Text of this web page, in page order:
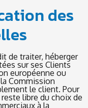
des
de traiter, héberger
sur ses Clients
européenne ou
Commission
le client. Pour
reste libre du choix de
à la